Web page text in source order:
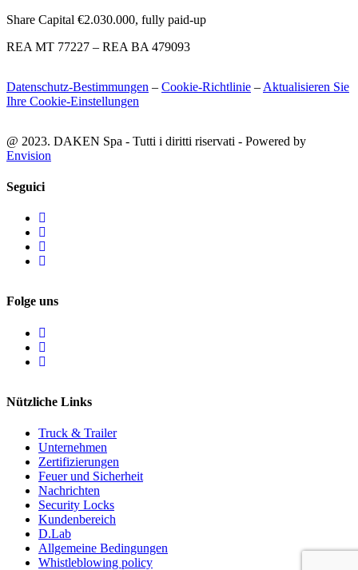
Share Capital €2.030.000, fully paid-up
REA MT 77227 – REA BA 479093
Datenschutz-Bestimmungen – Cookie-Richtlinie – Aktualisieren Sie
Ihre Cookie-Einstellungen
@ 2023. DAKEN Spa - Tutti i diritti riservati - Powered by
Envision
Seguici
Folge uns
Nützliche Links
Truck & Trailer
Unternehmen
Zertifizierungen
Feuer und Sicherheit
Nachrichten
Security Locks
Kundenbereich
D.Lab
Allgemeine Bedingungen
Whistleblowing policy